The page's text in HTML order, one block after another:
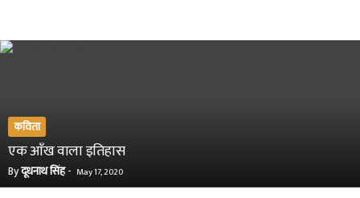
कविता
एक आँख वाला इतिहास
Byदूधनाथ सिंह- May 17, 2020